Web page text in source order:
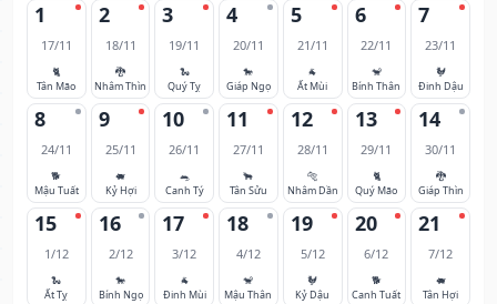
1
17/11
🐈
Tân Mão
2
18/11
🐉
Nhâm Thìn
3
19/11
🐍
Quý Tỵ
4
20/11
🐎
Giáp Ngọ
5
21/11
🐐
Ất Mùi
6
22/11
🐒
Bính Thân
7
23/11
🐓
Đinh Dậu
8
24/11
🐕
Mậu Tuất
9
25/11
🐖
Kỷ Hợi
10
26/11
🐀
Canh Tý
11
27/11
🐂
Tân Sửu
12
28/11
🐅
Nhâm Dần
13
29/11
🐈
Quý Mão
14
30/11
🐉
Giáp Thìn
15
1/12
🐍
Ất Tỵ
16
2/12
🐎
Bính Ngọ
17
3/12
🐐
Đinh Mùi
18
4/12
🐒
Mậu Thân
19
5/12
🐓
Kỷ Dậu
20
6/12
🐕
Canh Tuất
21
7/12
🐖
Tân Hợi